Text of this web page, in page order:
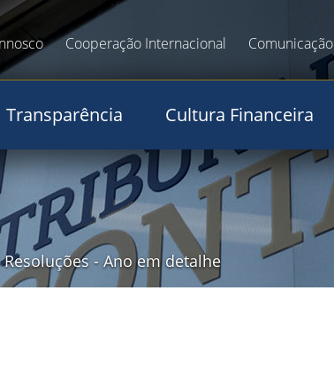
Cooperação Internacional Comunicação
Transparência Cultura Financeira
Resoluções - Ano em detalhe